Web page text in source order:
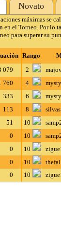
Novato
máximas se
en el Torneo. Por lo
para superar su
Rango
079 2
760 4
333 6
113 8
51 10
0 10
0 10
0 10
0 10